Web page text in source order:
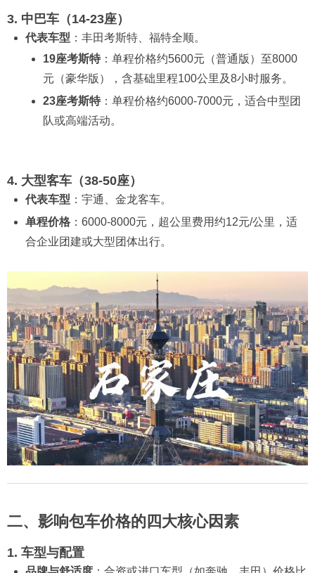
3. 中巴车（14-23座）
代表车型 ：丰田考斯特、福特全顺。
19座考斯特：单程价格约5600元（普通版）至8000
元（豪华版），含基础里程100公里及8小时服务。
23座考斯特：单程价格约6000-7000元，适合中型团
队或高端活动。
4. 大型客车（38-50座）
代表车型 ：宇通、金龙客车。
单程价格：6000-8000元，超公里费用约12元/公里，适
合企业团建或大型团体出行。
二、影响包车价格的四大核心因素
1. 车型与配置